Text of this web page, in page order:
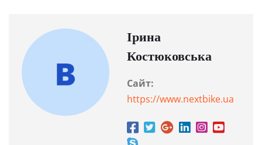
Ірина
Костюковська
Сайт:
https://www.nextbike.ua